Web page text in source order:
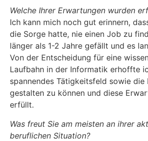
Welche Ihrer Erwartungen wurden
Ich kann mich noch gut erinnern,
die Sorge hatte, nie einen Job zu
länger als 1-2 Jahre gefällt und es
Von der Entscheidung für eine
Laufbahn in der Informatik erhoffte
spannendes Tätigkeitsfeld sowie die
gestalten zu können und diese
erfüllt.
Was freut Sie am meisten an ihrer
beruflichen Situation?